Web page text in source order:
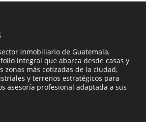
inmobiliario de Guatemala,
integral que abarca desde casas y
zonas más cotizadas de la ciudad,
y terrenos estratégicos para
asesoría profesional adaptada a sus